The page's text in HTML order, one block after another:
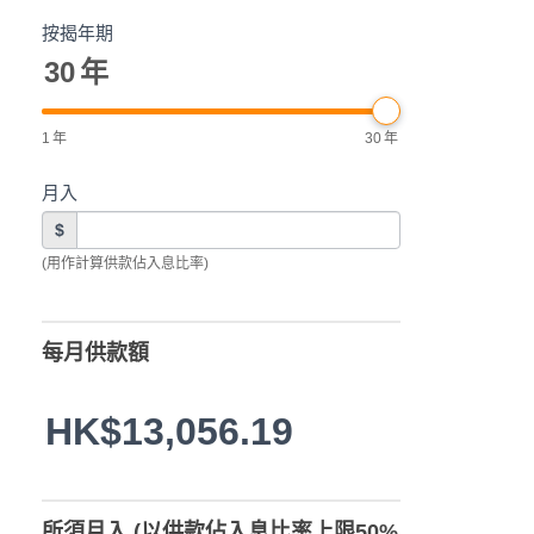
按揭年期
30年
1 年 30年
月入
$
(用作計算供款佔入息比率)
每月供款額
HK$13,056.19